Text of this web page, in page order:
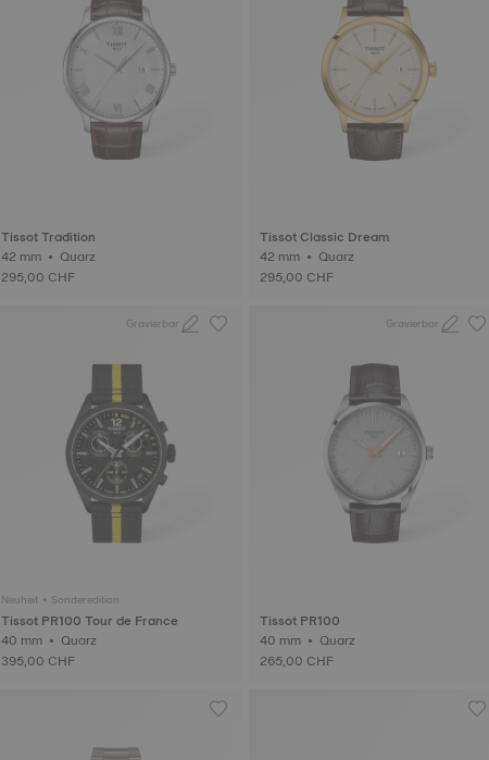
Tissot Tradition
42 mm • Quarz
295,00 CHF
Tissot Classic Dream
42 mm • Quarz
295,00 CHF
Gravierbar
Neuheit • Sonderedition
Tissot PR100 Tour de France
40 mm • Quarz
395,00 CHF
Gravierbar
Tissot PR100
40 mm • Quarz
265,00 CHF